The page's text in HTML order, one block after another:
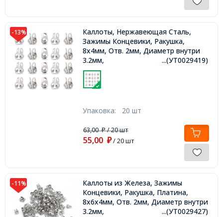
-13%
Каллоты, Нержавеющая Сталь,
Зажимы Концевики, Ракушка,
8х4мм, Отв. 2мм, Диаметр внутри
3.2мм,
...(УТ0029419)
Упаковка: 20 шт
63,00₽/ 20 шт
55,00 ₽/ 20 шт
-11%
Каллоты из Железа, Зажимы
Концевики, Ракушка, Платина,
8x6x4мм, Отв. 2мм, Диаметр внутри
3.2мм,
...(УТ0029427)